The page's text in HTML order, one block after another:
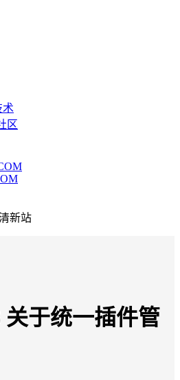
术
区
新站
关于统一插件管